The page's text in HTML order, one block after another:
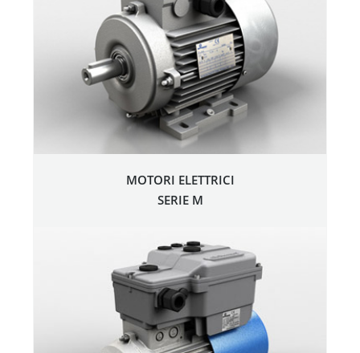
MOTORI ELETTRICI
SERIE M